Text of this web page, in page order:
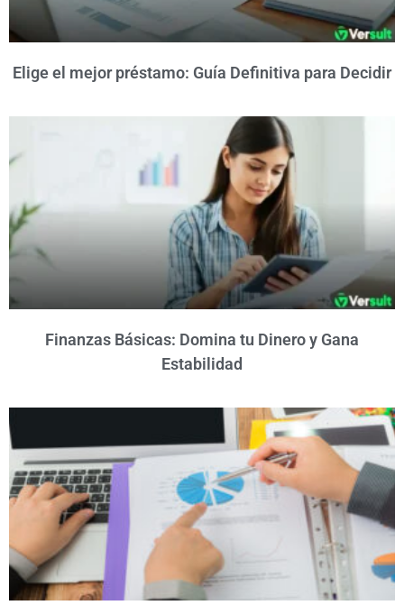
Elige el mejor préstamo: Guía Definitiva para Decidir
Finanzas Básicas: Domina tu Dinero y Gana
Estabilidad